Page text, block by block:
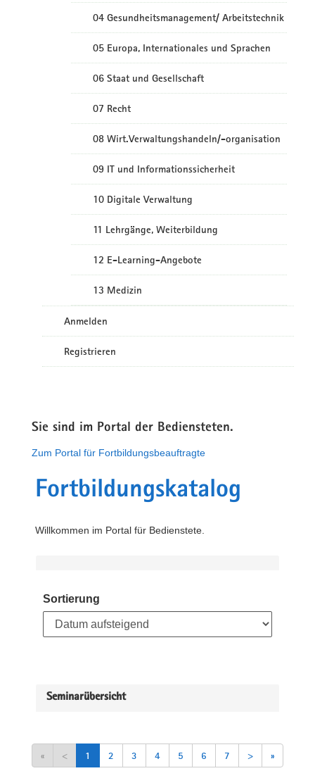
04 Gesundheitsmanagement/ Arbeitstechnik
05 Europa, Internationales und Sprachen
06 Staat und Gesellschaft
07 Recht
08 Wirt.Verwaltungshandeln/-organisation
09 IT und Informationssicherheit
10 Digitale Verwaltung
11 Lehrgänge, Weiterbildung
12 E-Learning-Angebote
13 Medizin
Anmelden
Registrieren
Sie sind im Portal der Bediensteten.
Zum Portal für Fortbildungsbeauftragte
Fortbildungskatalog
Willkommen im Portal für Bedienstete.
Sortierung
Seminarübersicht
« < 1 2 3 4 5 6 7 > »